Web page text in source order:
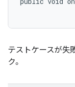
テストケースが失
ク。